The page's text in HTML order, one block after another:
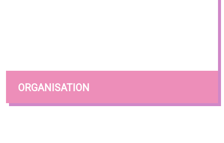
ORGANISATION